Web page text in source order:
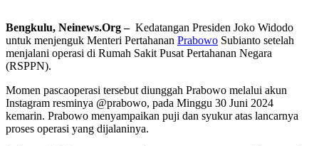
Bengkulu, Neinews.Org –Kedatangan Presiden Joko Widodo
untuk menjenguk Menteri Pertahanan Prabowo Subianto setelah
menjalani operasi di Rumah Sakit Pusat Pertahanan Negara
(RSPPN).
Momen pascaoperasi tersebut diunggah Prabowo melalui akun
Instagram resminya @prabowo, pada Minggu 30 Juni 2024
kemarin. Prabowo menyampaikan puji dan syukur atas lancarnya
proses operasi yang dijalaninya.